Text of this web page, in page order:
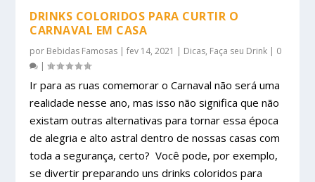
DRINKS COLORIDOS PARA CURTIR O
CARNAVAL EM CASA
por Bebidas Famosas |fev 14, 2021 | Dicas, Faça seu Drink | 0
|
Ir para as ruas comemorar o Carnaval não será uma
realidade nesse ano, mas isso não significa que não
existam outras alternativas para tornar essa época
de alegria e alto astral dentro de nossas casas com
toda a segurança, certo? Você pode, por exemplo,
se divertir preparando uns drinks coloridos para